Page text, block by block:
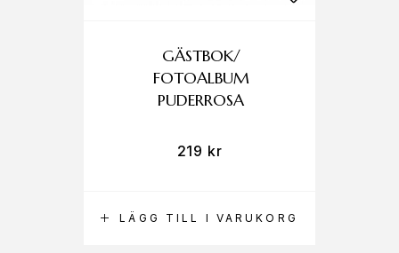
LÄGG TILL I VARUKORG
GÄSTBOK/
FOTOALBUM
PUDERROSA
219 kr